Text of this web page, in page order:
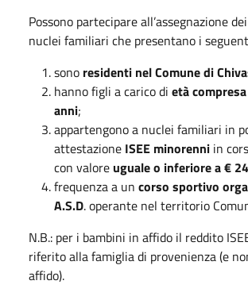
Possono partecipare all’assegnazione
nuclei familiari che presentano i
sono residenti nel Comune di
hanno figli a carico di età
anni;
appartengono a nuclei familiari in
attestazione ISEE minorenni in
con valore uguale o inferiore a €
frequenza a un corso sportivo
A.S.D. operante nel territorio
N.B.: per i bambini in affido il reddito
riferito alla famiglia di provenienza (e
affido).